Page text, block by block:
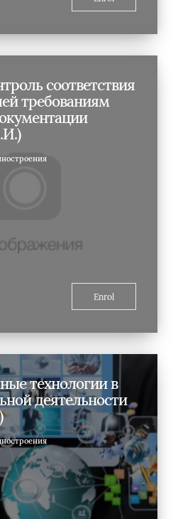
соответствия
требованиям
Enrol
технологии в
деятельности